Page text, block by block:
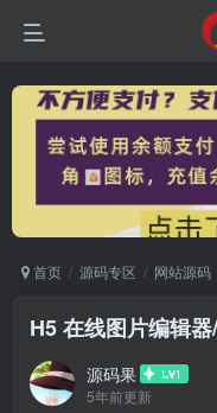
首页 源码专区 网站源码
H5 在线图片编辑
源码果
5年前更新